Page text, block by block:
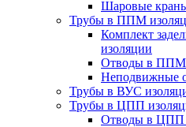
Шаровые
Трубы в ППМ
Комплект
изоляции
Отводы в ППМ
Неподвижные
Трубы в ВУС
Трубы в ЦПП
Отводы в ЦПП